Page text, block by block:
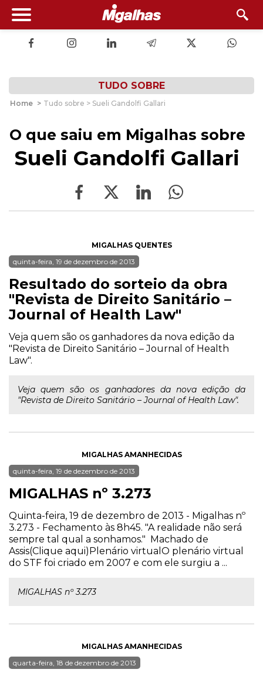
TUDO SOBRE
Home > Tudo sobre > Sueli Gandolfi Gallari
O que saiu em Migalhas sobre
Sueli Gandolfi Gallari
MIGALHAS QUENTES
quinta-feira, 19 de dezembro de 2013
Resultado do sorteio da obra
"Revista de Direito Sanitário –
Journal of Health Law"
Veja quem são os ganhadores da nova edição da
"Revista de Direito Sanitário – Journal of Health
Law".
Veja quem são os ganhadores da nova edição da
"Revista de Direito Sanitário – Journal of Health Law".
MIGALHAS AMANHECIDAS
quinta-feira, 19 de dezembro de 2013
MIGALHAS nº 3.273
Quinta-feira, 19 de dezembro de 2013 - Migalhas nº
3.273 - Fechamento às 8h45. "A realidade não será
sempre tal qual a sonhamos." Machado de
Assis(Clique aqui)Plenário virtualO plenário virtual
do STF foi criado em 2007 e com ele surgiu a ...
MIGALHAS nº 3.273
MIGALHAS AMANHECIDAS
quarta-feira, 18 de dezembro de 2013